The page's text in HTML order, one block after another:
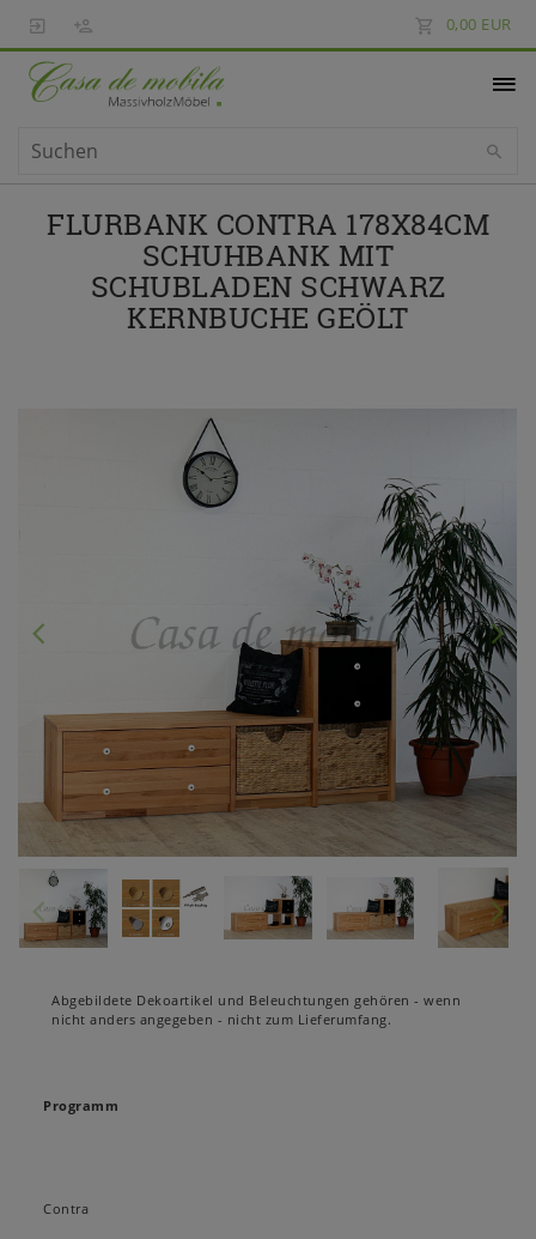
0,00 EUR
FLURBANK CONTRA 178X84CM
SCHUHBANK MIT
SCHUBLADEN SCHWARZ
KERNBUCHE GEÖLT
Abgebildete Dekoartikel und Beleuchtungen gehören - wenn
nicht anders angegeben - nicht zum Lieferumfang.
Programm
Contra